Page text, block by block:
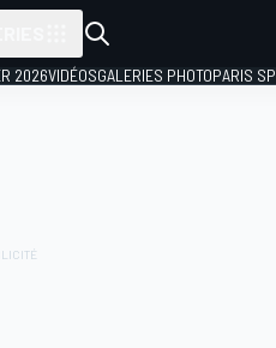
2026VIDÉOSGALERIES PHOTOPARIS